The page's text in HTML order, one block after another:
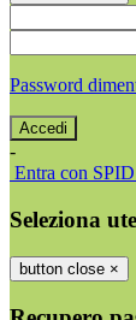
Password
-
Entra con SPID
Seleziona
button close ×